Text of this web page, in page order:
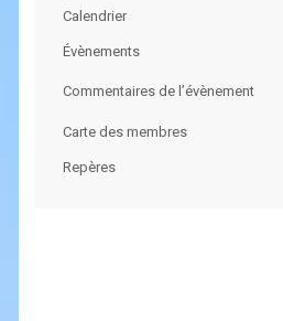
Calendrier
Évènements
Commentaires de l’évènement
Carte des membres
Repères